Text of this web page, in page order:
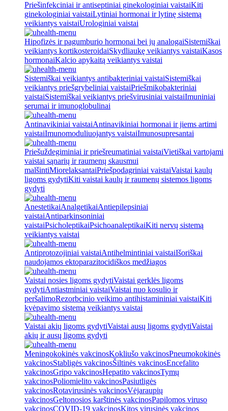
Priešinfekciniai ir antiseptiniai ginekologiniai vaistaiKiti
ginekologiniai vaistaiLytiniai hormonai ir lytinę sistemą
veikiantys vaistaiUrologiniai vaistai
Hipofizės ir pagumburio hormonai bei jų analogaiSistemiškai
veikiantys kortikosteroidaiSkydliaukę veikiantys vaistaiKasos
hormonaiKalcio apykaitą veikiantys vaistai
Sistemiškai veikiantys antibakteriniai vaistaiSistemiškai
veikiantys priešgrybeliniai vaistaiPriešmikobakteriniai
vaistaiSistemiškai veikiantys priešvirusiniai vaistaiImuniniai
serumai ir imunoglobulinai
Antinavikiniai vaistaiAntinavikiniai hormonai ir jiems artimi
vaistaiImunomoduliuojantys vaistaiImunosupresantai
Priešuždegiminiai ir priešreumatiniai vaistaiVietiškai vartojami
vaistai sąnarių ir raumenų skausmui
malšintiMiorelaksantaiPriešpodagriniai vaistaiVaistai kaulų
ligoms gydytiKiti vaistai kaulų ir raumenų sistemos ligoms
gydyti
AnestetikaiAnalgetikaiAntiepilepsiniai
vaistaiAntiparkinsoniniai
vaistaiPsicholeptikaiPsichoanaleptikaiKiti nervų sistemą
veikiantys vaistai
Antiprotozojiniai vaistaiAntihelmintiniai vaistaiIšoriškai
naudojamos ektoparazitocidiškos medžiagos
Vaistai nosies ligoms gydytiVaistai gerklės ligoms
gydytiAntiastminiai vaistaiVaistai nuo kosulio ir
peršalimoRezorbcinio veikimo antihistamininiai vaistaiKiti
kvėpavimo sistemą veikiantys vaistai
Vaistai akių ligoms gydytiVaistai ausų ligoms gydytiVaistai
akių ir ausų ligoms gydyti
Meningokokinės vakcinosKokliušo vakcinosPneumokokinės
vakcinosStabligės vakcinosŠiltinės vakcinosEncefalito
vakcinosGripo vakcinosHepatito vakcinosTymų
vakcinosPoliomielito vakcinosPasiutligės
vakcinosRotavirusinės vakcinosVėjaraupių
vakcinosGeltonosios karštinės vakcinosPapilomos viruso
vakcinosCOVID-19 vakcinosKitos virusinės vakcinos